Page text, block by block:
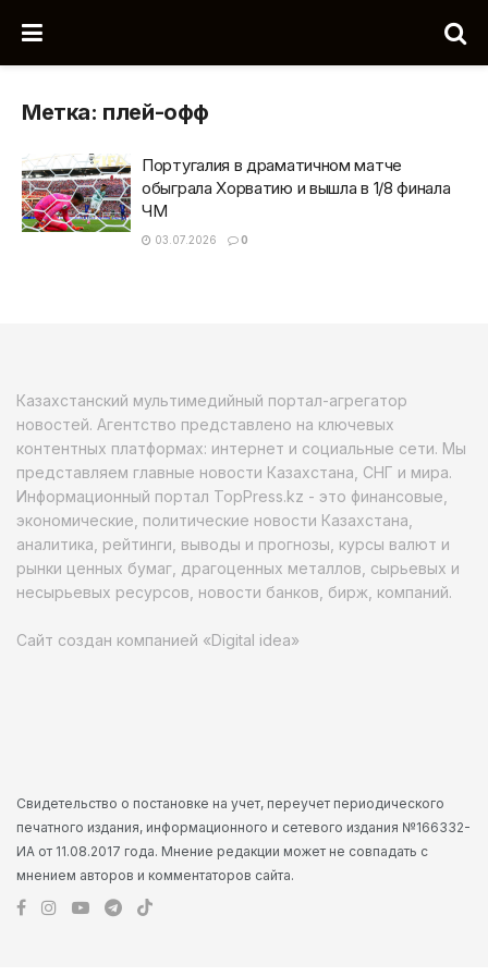
Метка: плей-офф
Португалия в драматичном матче
обыграла Хорватию и вышла в 1/8 финала
ЧМ
03.07.2026 0
Казахстанский мультимедийный портал-агрегатор
новостей. Агентство представлено на ключевых
контентных платформах: интернет и социальные сети. Мы
представляем главные новости Казахстана, СНГ и мира.
Информационный портал TopPress.kz - это финансовые,
экономические, политические новости Казахстана,
аналитика, рейтинги, выводы и прогнозы, курсы валют и
рынки ценных бумаг, драгоценных металлов, сырьевых и
несырьевых ресурсов, новости банков, бирж, компаний.
Сайт создан компанией «Digital idea»
Свидетельство о постановке на учет, переучет периодического
печатного издания, информационного и сетевого издания №166332-
ИА от 11.08.2017 года. Мнение редакции может не совпадать с
мнением авторов и комментаторов сайта.